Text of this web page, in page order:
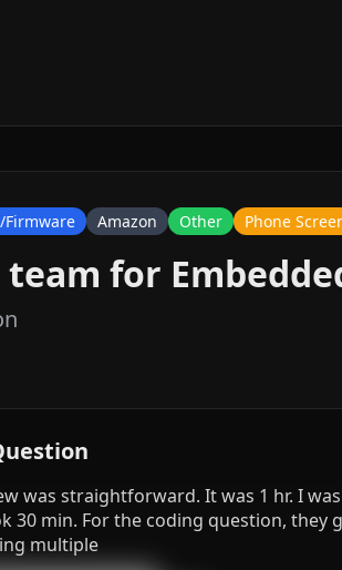
Firmware Amazon Other Phone
for
was straightforward. It was 1 hr. I
30 min. For the coding question, they
multiple